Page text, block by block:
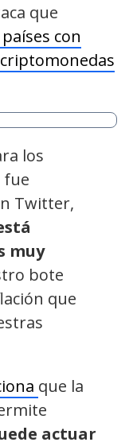
que
con
los
fue
Twitter,
muy
bote
que
que la
actuar